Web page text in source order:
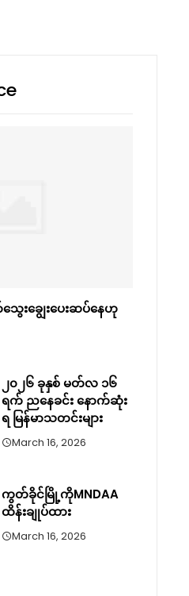
ေးချွေးပေးဆပ်နေဟု
၂၀၂၆ ခုနှစ် မတ်လ ၁၆
ရက် ညနေခင်း နောက်ဆုံး
ရ မြန်မာသတင်းများ
March 16, 2026
ကွတ်ခိုင်မြို့ကိုMNDAA
ထိန်းချုပ်ထား
March 16, 2026